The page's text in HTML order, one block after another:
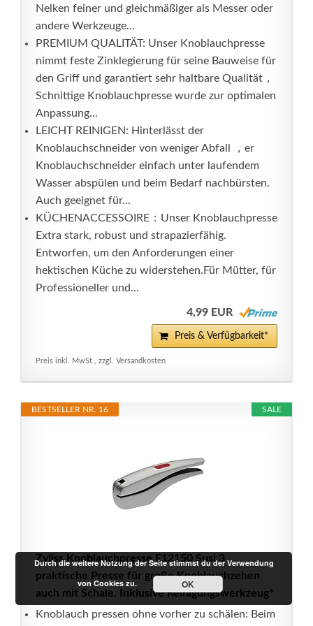
Nelken feiner und gleichmäßiger als Messer oder
andere Werkzeuge...
PREMIUM QUALITÄT: Unser Knoblauchpresse
nimmt feste Zinklegierung für seine Bauweise für
den Griff und garantiert sehr haltbare Qualität，
Schnittige Knoblauchpresse wurde zur optimalen
Anpassung...
LEICHT REINIGEN: Hinterlässt der
Knoblauchschneider von weniger Abfall ，er
Knoblauchschneider einfach unter laufendem
Wasser abspülen und beim Bedarf nachbürsten.
Auch geeignet für...
KÜCHENACCESSOIRE：Unser Knoblauchpresse
Extra stark, robust und strapazierfähig.
Entworfen, um den Anforderungen einer
hektischen Küche zu widerstehen.Für Mütter, für
Professioneller und...
4,99 EUR
Preis & Verfügbarkeit*
Preis inkl. MwSt., zzgl. Versandkosten
SALE
BESTSELLER NR. 16
Zyliss Knoblauchpresse E12150 Susi 3
praktische Presse für große Knoblauchzehen
auch mit Schale. Inklusive Reinigungswerkzeug*
Knoblauch pressen ohne vorher zu schälen: Beim
Durch die weitere Nutzung der Seite stimmst du der Verwendung
von Cookies zu.
OK